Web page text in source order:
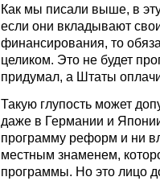
Как мы писали выше, в
если они вкладывают
финансирования, то
целиком. Это не будет
придумал, а Штаты
Такую глупость может
даже в Германии и
программу реформ и ни
местным знаменем,
программы. Но это лицо